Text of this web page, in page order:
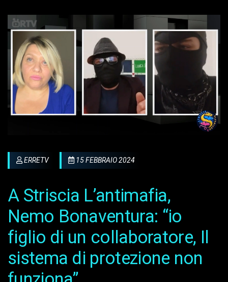
ERRETV 15 FEBBRAIO 2024
A Striscia L’antimafia,
Nemo Bonaventura: “io
figlio di un collaboratore, Il
sistema di protezione non